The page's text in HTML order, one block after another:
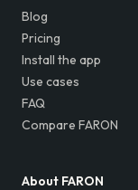
Blog
Pricing
Install the app
Use cases
FAQ
Compare FARON
About FARON